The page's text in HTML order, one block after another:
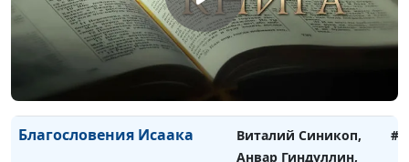
священнослужитель
Доверьте Богу ваше
Виталий Синикоп,
Анвар Гиндуллин,
священнослужитель
Благословения Исаака
Виталий Синикоп,
Анвар Гиндуллин,